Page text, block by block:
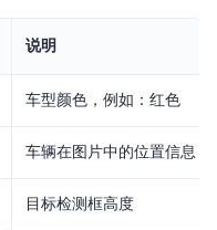
说明
车型颜色，例如：红色
车辆在图片中的位置信息
目标检测框高度